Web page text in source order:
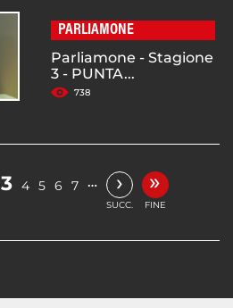
PARLIAMONE
Parliamone - Stagione
3 - PUNTA...
738
3 4 5 6 7 … ›
SUCC.
»
FINE